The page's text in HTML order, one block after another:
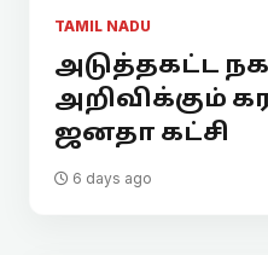
TAMIL NADU
அடுத்தகட்ட
அறிவிக்கும்
ஜனதா கட்சி
6 days ago